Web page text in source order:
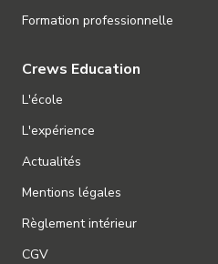
Formation professionnelle
Crews Education
L'école
L'expérience
Actualités
Mentions légales
Règlement intérieur
CGV